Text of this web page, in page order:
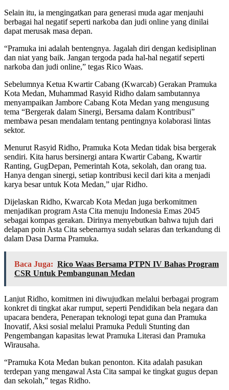
Selain itu, ia mengingatkan para generasi muda agar menjauhi
berbagai hal negatif seperti narkoba dan judi online yang dinilai
dapat merusak masa depan.
“Pramuka ini adalah bentengnya. Jagalah diri dengan kedisiplinan
dan niat yang baik. Jangan tergoda pada hal-hal negatif seperti
narkoba dan judi online,” tegas Rico Waas.
Sebelumnya Ketua Kwartir Cabang (Kwarcab) Gerakan Pramuka
Kota Medan, Muhammad Rasyid Ridho dalam sambutannya
menyampaikan Jambore Cabang Kota Medan yang mengusung
tema “Bergerak dalam Sinergi, Bersama dalam Kontribusi”
membawa pesan mendalam tentang pentingnya kolaborasi lintas
sektor.
Menurut Rasyid Ridho, Pramuka Kota Medan tidak bisa bergerak
sendiri. Kita harus bersinergi antara Kwartir Cabang, Kwartir
Ranting, GugDepan, Pemerintah Kota, sekolah, dan orang tua.
Hanya dengan sinergi, setiap kontribusi kecil dari kita a menjadi
karya besar untuk Kota Medan,” ujar Ridho.
Dijelaskan Ridho, Kwarcab Kota Medan juga berkomitmen
menjadikan program Asta Cita menuju Indonesia Emas 2045
sebagai kompas gerakan. Dirinya menyebutkan bahwa tujuh dari
delapan poin Asta Cita sebenarnya sudah selaras dan terkandung di
dalam Dasa Darma Pramuka.
Baca Juga: Rico Waas Bersama PTPN IV Bahas Program
CSR Untuk Pembangunan Medan
Lanjut Ridho, komitmen ini diwujudkan melalui berbagai program
konkret di tingkat akar rumput, seperti Pendidikan bela negara dan
upacara bendera, Penerapan teknologi tepat guna dan Pramuka
Inovatif, Aksi sosial melalui Pramuka Peduli Stunting dan
Pengembangan kapasitas lewat Pramuka Literasi dan Pramuka
Wirausaha.
“Pramuka Kota Medan bukan penonton. Kita adalah pasukan
terdepan yang mengawal Asta Cita sampai ke tingkat gugus depan
dan sekolah,” tegas Ridho.